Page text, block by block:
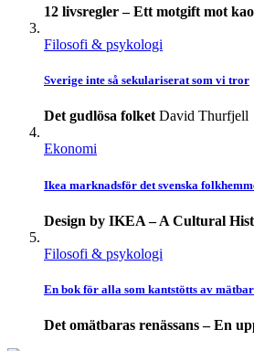
12 livsregler – Ett motgift mot
Filosofi & psykologi
Sverige inte så sekulariserat som vi tror
Det gudlösa folket David Thurfjell
Ekonomi
Ikea marknadsför det svenska
Design by IKEA – A Cultural
Filosofi & psykologi
En bok för alla som kantstötts av
Det omätbaras renässans – En